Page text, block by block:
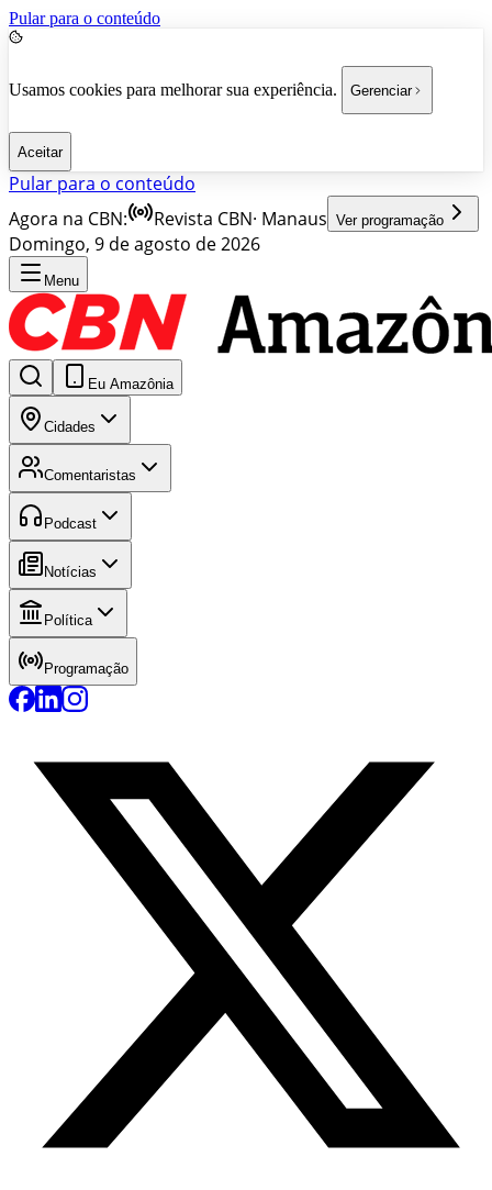
Pular para o conteúdo
Usamos cookies para melhorar sua experiência. Gerenciar
Aceitar
Pular para o conteúdo
Agora na CBN:
Revista CBN· Manaus Ver programação
Domingo, 9 de agosto de 2026
Menu
Eu Amazônia
Cidades
Comentaristas
Podcast
Notícias
Política
Programação